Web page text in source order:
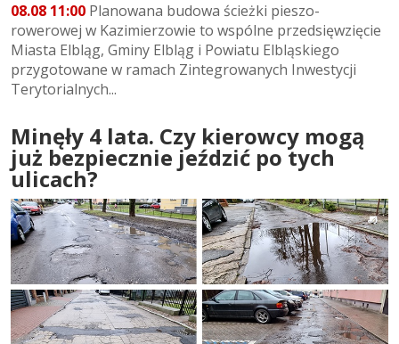
08.08 11:00 Planowana budowa ścieżki pieszo-
rowerowej w Kazimierzowie to wspólne przedsięwzięcie
Miasta Elbląg, Gminy Elbląg i Powiatu Elbląskiego
przygotowane w ramach Zintegrowanych Inwestycji
Terytorialnych...
Minęły 4 lata. Czy kierowcy mogą
już bezpiecznie jeździć po tych
ulicach?